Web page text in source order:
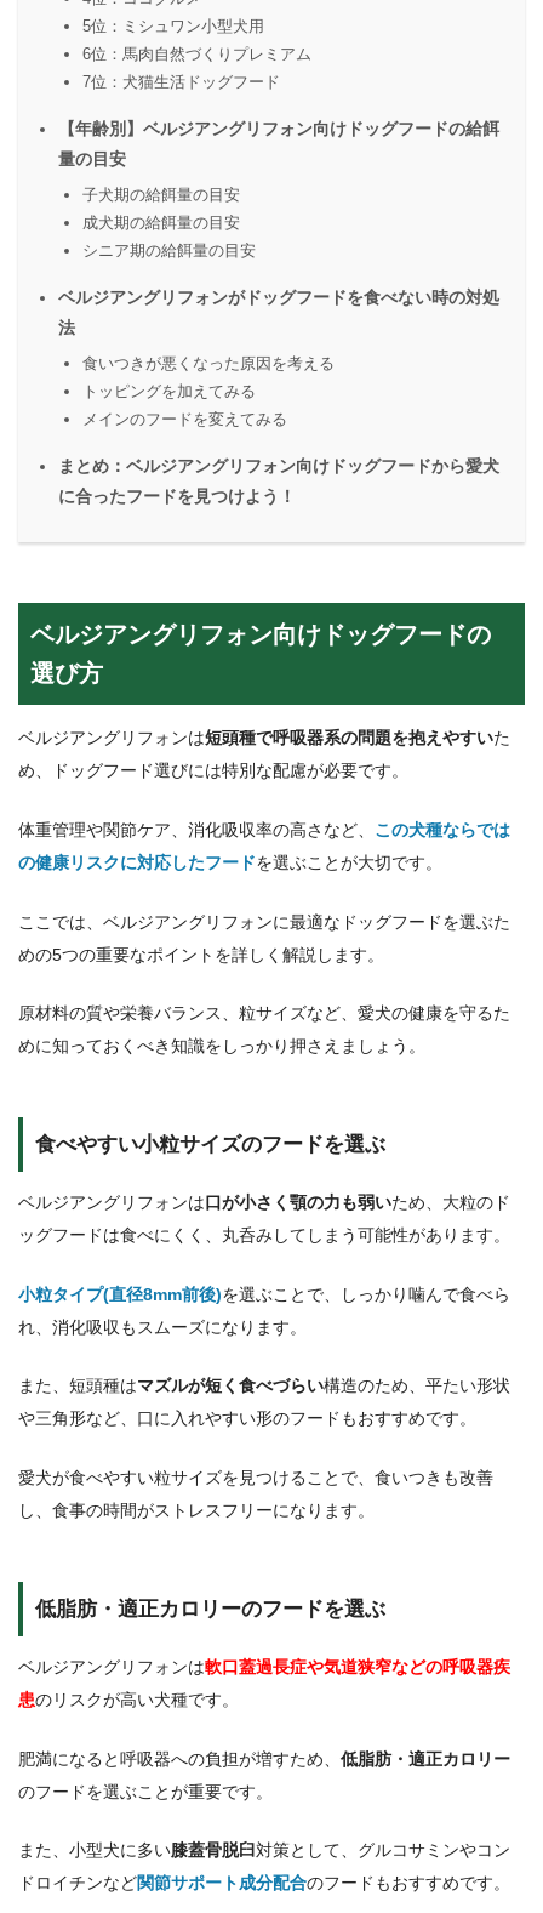
5位：ミシュワン小型犬用
6位：馬肉自然づくりプレミアム
7位：犬猫生活ドッグフード
【年齢別】ベルジアングリフォン向けドッグフードの給餌
量の目安
子犬期の給餌量の目安
成犬期の給餌量の目安
シニア期の給餌量の目安
ベルジアングリフォンがドッグフードを食べない時の対処
法
食いつきが悪くなった原因を考える
トッピングを加えてみる
メインのフードを変えてみる
まとめ：ベルジアングリフォン向けドッグフードから愛犬
に合ったフードを見つけよう！
ベルジアングリフォン向けドッグフードの
選び方
ベルジアングリフォンは短頭種で呼吸器系の問題を抱えやすいた
め、ドッグフード選びには特別な配慮が必要です。
体重管理や関節ケア、消化吸収率の高さなど、 この犬種ならでは
の健康リスクに対応したフードを選ぶことが大切です。
ここでは、ベルジアングリフォンに最適なドッグフードを選ぶた
めの5つの重要なポイントを詳しく解説します。
原材料の質や栄養バランス、粒サイズなど、愛犬の健康を守るた
めに知っておくべき知識をしっかり押さえましょう。
食べやすい小粒サイズのフードを選ぶ
ベルジアングリフォンは口が小さく顎の力も弱いため、大粒のド
ッグフードは食べにくく、丸呑みしてしまう可能性があります。
小粒タイプ(直径8mm前後)を選ぶことで、しっかり噛んで食べら
れ、消化吸収もスムーズになります。
また、短頭種はマズルが短く食べづらい構造のため、平たい形状
や三角形など、口に入れやすい形のフードもおすすめです。
愛犬が食べやすい粒サイズを見つけることで、食いつきも改善
し、食事の時間がストレスフリーになります。
低脂肪・適正カロリーのフードを選ぶ
ベルジアングリフォンは軟口蓋過長症や気道狭窄などの呼吸器疾
患のリスクが高い犬種です。
肥満になると呼吸器への負担が増すため、 低脂肪・適正カロリー
のフードを選ぶことが重要です。
また、小型犬に多い膝蓋骨脱臼対策として、グルコサミンやコン
ドロイチンなど関節サポート成分配合のフードもおすすめです。